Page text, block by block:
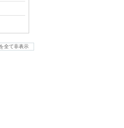
全て非表示